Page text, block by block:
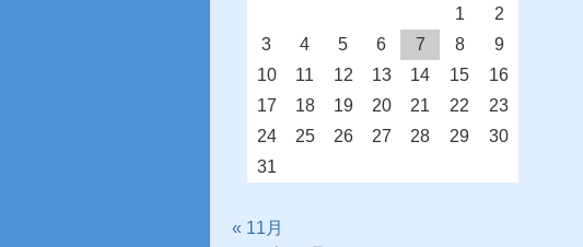
1
2
3
4 5 6 7 8
9
10
11 12 13 14 15
16
17
18 19 20 21 22
23
24
25 26 27 28 29
30
31
« 11月